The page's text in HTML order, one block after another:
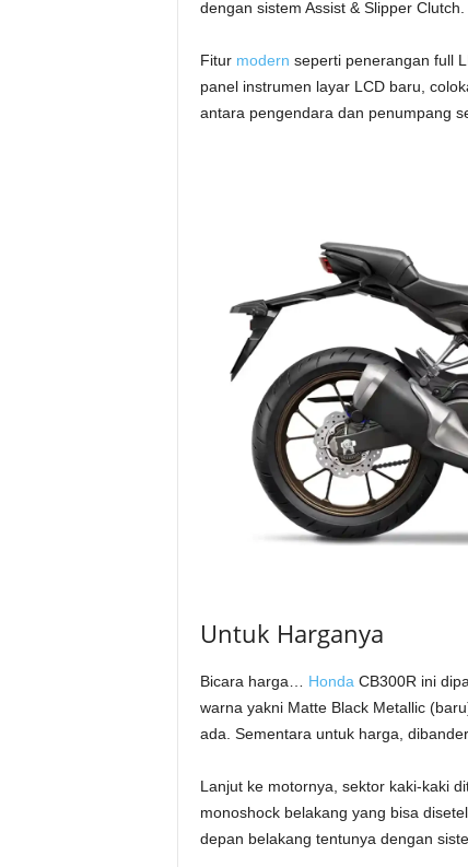
dengan sistem Assist & Slipper Clutch.
Fitur modern seperti penerangan full
panel instrumen layar LCD baru,
antara pengendara dan penumpang
Untuk Harganya
Bicara harga… Honda CB300R ini
warna yakni Matte Black Metallic
ada. Sementara untuk harga,
Lanjut ke motornya, sektor kaki-kaki
monoshock belakang yang bisa
depan belakang tentunya dengan